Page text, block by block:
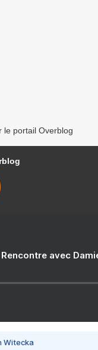
le portail Overblog
avec
Witecka